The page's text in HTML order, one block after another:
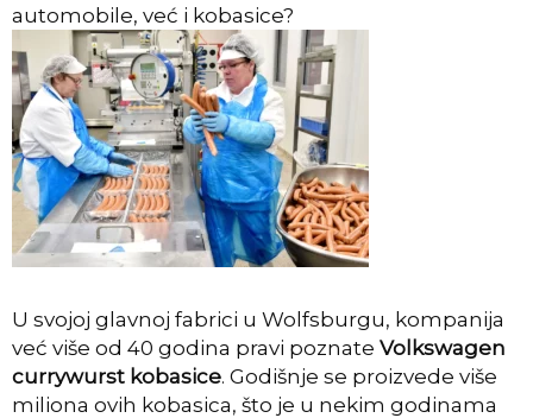
automobile, već i kobasice?
U svojoj glavnoj fabrici u Wolfsburgu, kompanija
već više od 40 godina pravi poznate Volkswagen
currywurst kobasice. Godišnje se proizvede više
miliona ovih kobasica, što je u nekim godinama